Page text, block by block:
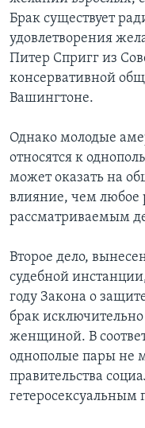
Брак существует
удовлетворения
Питер Спригг из
консервативной
Вашингтоне.
Однако молодые
относятся к
может оказать на
влияние, чем любое
рассматриваемым
Второе дело,
судебной
году Закона о
брак
женщиной. В
однополые пары не
правительства
гетеросексуальным